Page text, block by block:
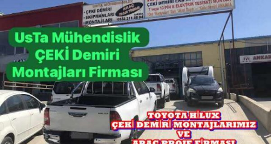
PROJE
ANKARA
PROJE
ANKARA
BELGESİ
PROJESİ
ANKARA
DEMİRİ
MONTAJ
VE
ARAÇ
PROJE
FİRMASI
ANKARA